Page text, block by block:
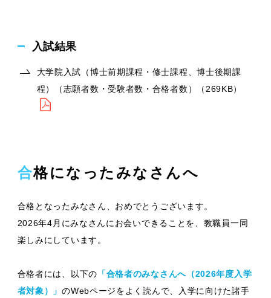
入試結果
大学院入試（博士前期課程・修士課程、博士後期課
程）（志願者数・受験者数・合格者数）（269KB）
合格になったみなさんへ
合格となったみなさん、おめでとうございます。
2026年4月にみなさんにお会いできることを、教職員一同
楽しみにしています。
合格者には、以下の 「合格者のみなさんへ（2026年度入学
者対象）」のWebページをよく読んで、入学に向けた諸手